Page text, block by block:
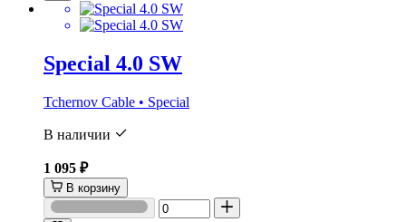
Special 4.0 SW
Tchernov Cable • Special
В наличии
1 095 ₽
В корзину